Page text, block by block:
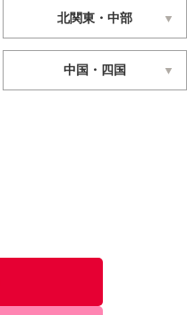
北関東・中部
中国・四国